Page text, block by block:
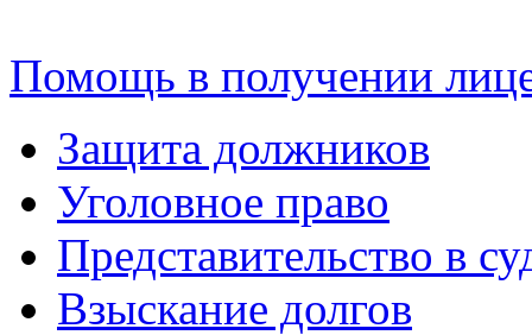
Помощь в получении
Защита должников
Уголовное право
Представительство в
Взыскание долгов